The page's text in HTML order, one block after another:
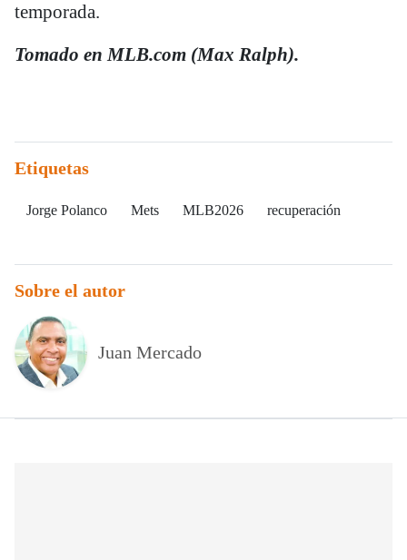
temporada.
Tomado en MLB.com (Max Ralph).
Etiquetas
Jorge Polanco Mets MLB2026 recuperación
Sobre el autor
Juan Mercado